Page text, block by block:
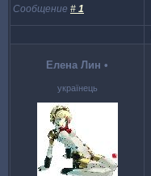
Сообщение # 1
Елена Лин •
українець